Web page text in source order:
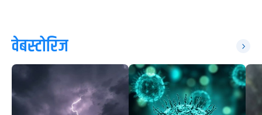
वेबस्टोरिज